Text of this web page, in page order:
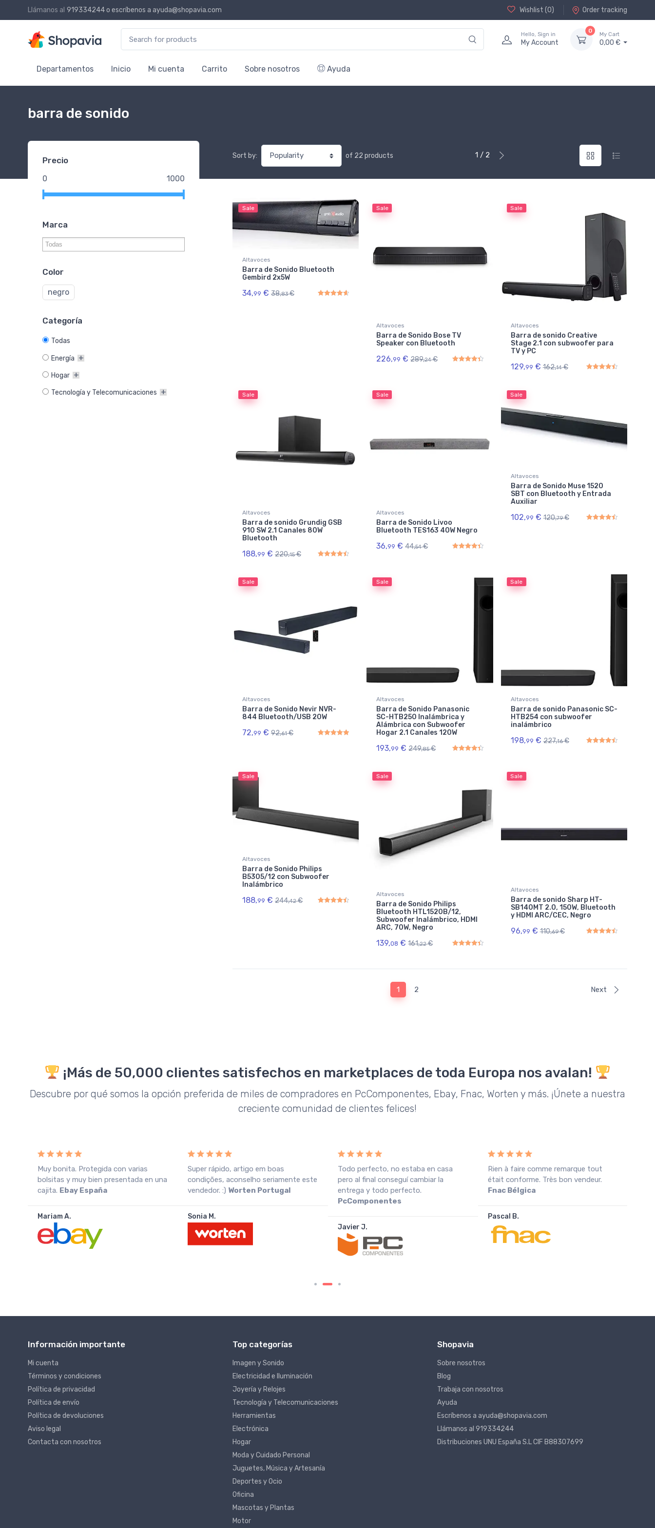
Llámanos al 919334244o escríbenos a ayuda@shopavia.com Wishlist (0) Order tracking
Hello, Sign in
My Account
0
My Cart
0,00 €
Departamentos Inicio Mi cuenta Carrito Sobre nosotros Ayuda
barra de sonido
Sort by: of 22 products 1 / 2
Sale
Altavoces
Barra de Sonido Bluetooth
Gembird 2x5W
34,99 € 38,83 €
Sale
Altavoces
Barra de Sonido Bose TV
Speaker con Bluetooth
226,99 € 289,24 €
Sale
Altavoces
Barra de sonido Creative
Stage 2.1 con subwoofer para
TV y PC
129,99 € 162,14 €
Sale
Altavoces
Barra de sonido Grundig GSB
910 SW 2.1 Canales 80W
Bluetooth
188,99 € 220,15 €
Sale
Altavoces
Barra de Sonido Livoo
Bluetooth TES163 40W Negro
36,99 € 44,54 €
Sale
Altavoces
Barra de Sonido Muse 1520
SBT con Bluetooth y Entrada
Auxiliar
102,99 € 120,79 €
Sale
Altavoces
Barra de Sonido Nevir NVR-
844 Bluetooth/USB 20W
72,99 € 92,61 €
Sale
Altavoces
Barra de Sonido Panasonic
SC-HTB250 Inalámbrica y
Alámbrica con Subwoofer
Hogar 2.1 Canales 120W
193,99 € 249,85 €
Sale
Altavoces
Barra de sonido Panasonic SC-
HTB254 con subwoofer
inalámbrico
198,99 € 227,16 €
Sale
Altavoces
Barra de Sonido Philips
B5305/12 con Subwoofer
Inalámbrico
188,99 € 244,42 €
Sale
Altavoces
Barra de Sonido Philips
Bluetooth HTL1520B/12,
Subwoofer Inalámbrico, HDMI
ARC, 70W, Negro
139,08 € 161,22 €
Sale
Altavoces
Barra de sonido Sharp HT-
SB140MT 2.0, 150W, Bluetooth
y HDMI ARC/CEC, Negro
96,99 € 110,69 €
1 2 Next
Precio
0 1000
Marca
Color
negro
Categoría
Todas
Energía
Hogar
Tecnología y Telecomunicaciones
¡Más de 50,000 clientes satisfechos en marketplaces de toda Europa nos avalan!
Descubre por qué somos la opción preferida de miles de compradores en PcComponentes, Ebay, Fnac, Worten y más. ¡Únete a nuestra
creciente comunidad de clientes felices!
Muy bonita. Protegida con varias
bolsitas y muy bien presentada en una
cajita. Ebay España
Mariam A.
Super rápido, artigo em boas
condições, aconselho seriamente este
vendedor. :) Worten Portugal
Sonia M.
Todo perfecto, no estaba en casa
pero al final conseguí cambiar la
entrega y todo perfecto.
PcComponentes
Javier J.
Rien à faire comme remarque tout
était conforme. Très bon vendeur.
Fnac Bélgica
Pascal B.
Información importante
Mi cuenta
Términos y condiciones
Política de privacidad
Política de envío
Política de devoluciones
Aviso legal
Contacta con nosotros
Top categorías
Imagen y Sonido
Electricidad e Iluminación
Joyería y Relojes
Tecnología y Telecomunicaciones
Herramientas
Electrónica
Hogar
Moda y Cuidado Personal
Juguetes, Música y Artesanía
Deportes y Ocio
Oficina
Mascotas y Plantas
Motor
Shopavia
Sobre nosotros
Blog
Trabaja con nosotros
Ayuda
Escríbenos a ayuda@shopavia.com
Llámanos al 919334244
Distribuciones UNU España S.L CIF B88307699